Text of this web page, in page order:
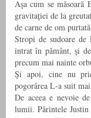
Aşa cum se măsoară
gravitaţiei de la
de carne de om
Stropi de sudoare
intrat în pământ, şi
precum mai nainte
Şi apoi, cine nu
pogorârea L-a suit
De aceea e nevoie
lumii. Părintele